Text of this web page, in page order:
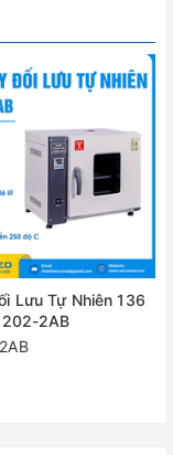
thời gian sấy
Lưu Tự Nhiên 136
202-2AB